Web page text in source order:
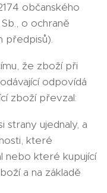
občanského
o ochraně
předpisů).
že zboží při
odpovídá
zboží převzal:
strany ujednaly, a
které
nebo které kupující
a na základě